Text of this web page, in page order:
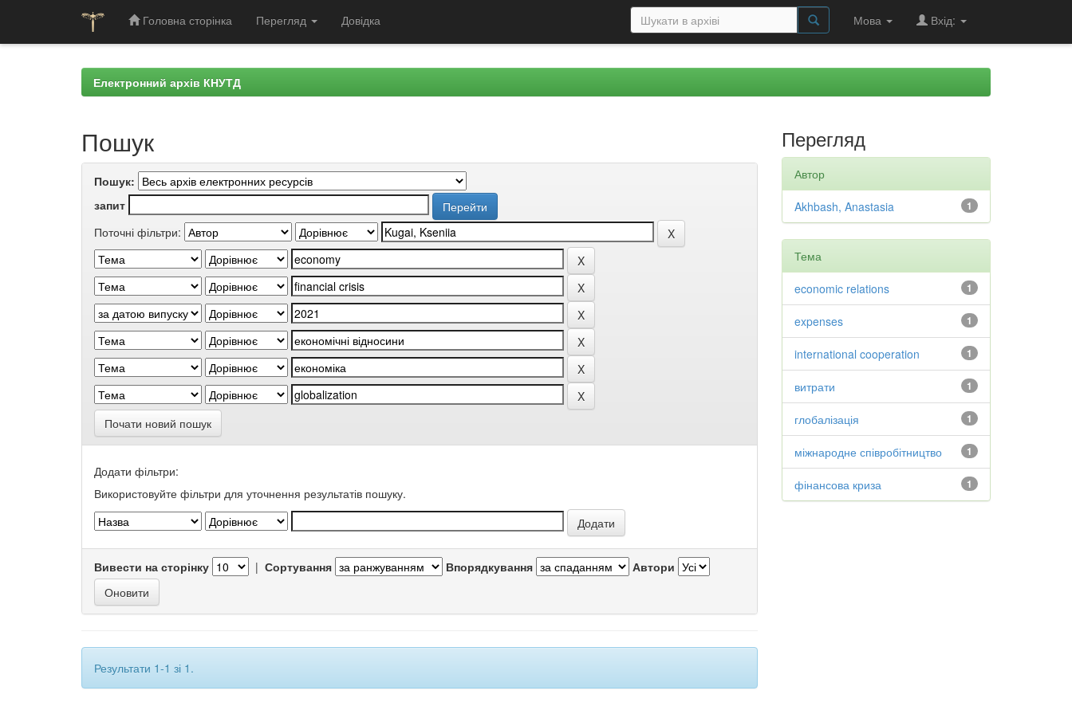
Головна сторінка Перегляд Довідка Мова Вхід:
Електронний архів КНУТД
Пошук
Пошук:
запит
Поточні фільтри:
Почати новий пошук
Додати фільтри:
Використовуйте фільтри для уточнення результатів пошуку.
Вивести на сторінку | Сортування Впорядкування Автори
Результати 1-1 зі 1.
Перегляд
Автор
1
Akhbash, Anastasia
Тема
1
economic relations
1
expenses
1
international cooperation
1
витрати
1
глобалізація
1
міжнародне співробітництво
1
фінансова криза